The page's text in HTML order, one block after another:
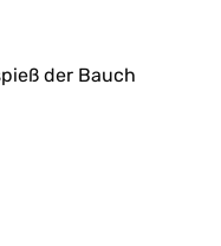
der Bauch